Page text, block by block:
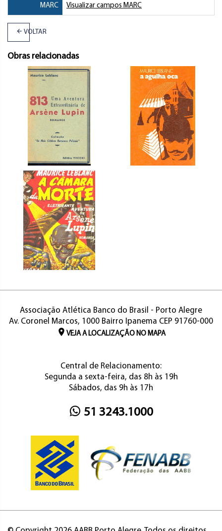
MARC Visualizar campos MARC
VOLTAR
Obras relacionadas
Associação Atlética Banco do Brasil - Porto Alegre
Av. Coronel Marcos, 1000 Bairro Ipanema CEP 91760-000
VEJA A LOCALIZAÇÃO NO MAPA
Central de Relacionamento:
Segunda a sexta-feira, das 8h às 19h
Sábados, das 9h às 17h
51 3243.1000